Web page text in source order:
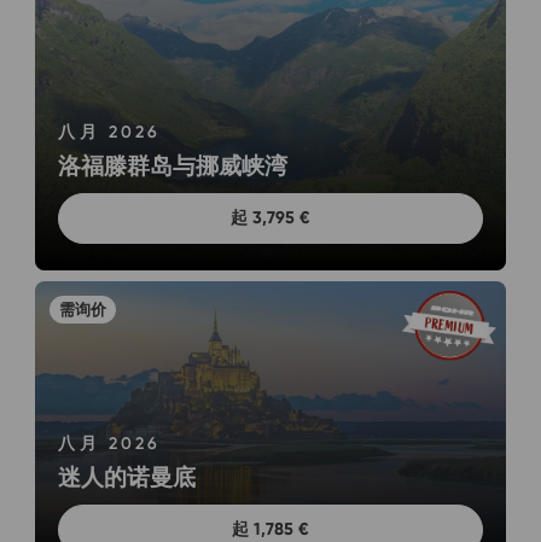
八月 2026
洛福滕群岛与挪威峡湾
起 3,795 €
八月 2026
迷人的诺曼底
起 1,785 €